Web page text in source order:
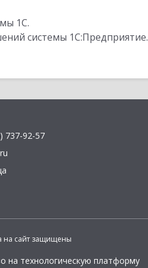
1С.
системы 1С:Предприятие.
737-92-57
на сайт защищены
на технологическую платформу